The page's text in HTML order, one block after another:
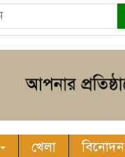
খেলা বিনোদন